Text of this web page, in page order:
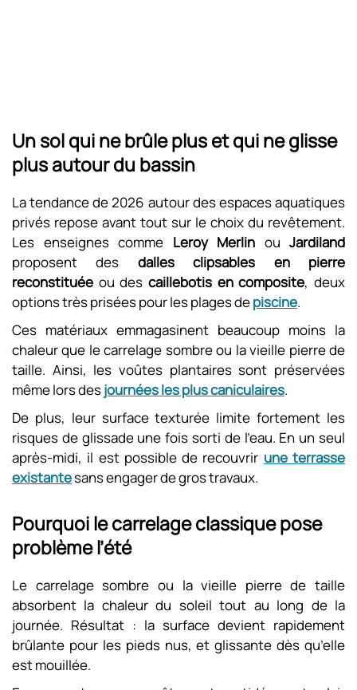
Un sol qui ne brûle plus et qui ne glisse
plus autour du bassin
La tendance de 2026 autour des espaces aquatiques
privés repose avant tout sur le choix du revêtement.
Les enseignes comme Leroy Merlin ou Jardiland
proposent des dalles clipsables en pierre
reconstituée ou des caillebotis en composite, deux
options très prisées pour les plages depiscine.
Ces matériaux emmagasinent beaucoup moins la
chaleur que le carrelage sombre ou la vieille pierre de
taille. Ainsi, les voûtes plantaires sont préservées
même lors desjournées les plus caniculaires.
De plus, leur surface texturée limite fortement les
risques de glissade une fois sorti de l’eau. En un seul
après-midi, il est possible de recouvrir une terrasse
existantesans engager de gros travaux.
Pourquoi le carrelage classique pose
problème l’été
Le carrelage sombre ou la vieille pierre de taille
absorbent la chaleur du soleil tout au long de la
journée. Résultat : la surface devient rapidement
brûlante pour les pieds nus, et glissante dès qu’elle
est mouillée.